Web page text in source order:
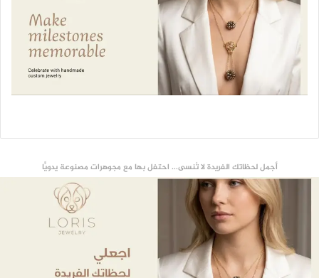
أجمل لحظاتك الفريدة لا تُنسى... احتفل بها مع مجوهرات مصنوعة يدويًّا